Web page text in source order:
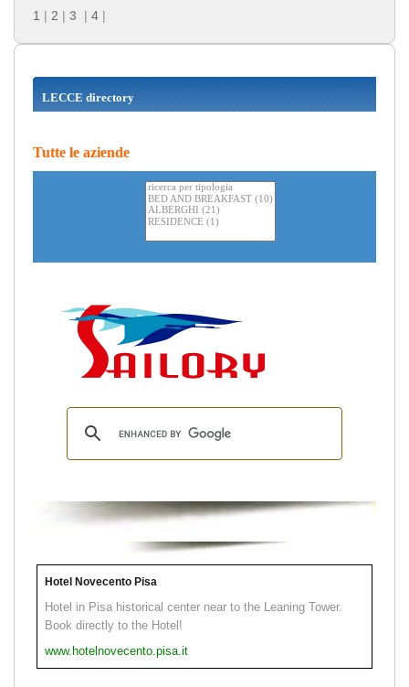
1 | 2 | 3 | 4 |
LECCE directory
Tutte le aziende
Hotel Novecento Pisa
Hotel in Pisa historical center near to the Leaning Tower.
Book directly to the Hotel!
www.hotelnovecento.pisa.it